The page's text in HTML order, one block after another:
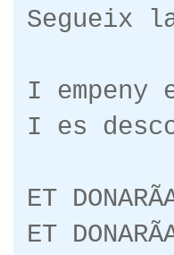
Segueix
I
I es
ET
ET